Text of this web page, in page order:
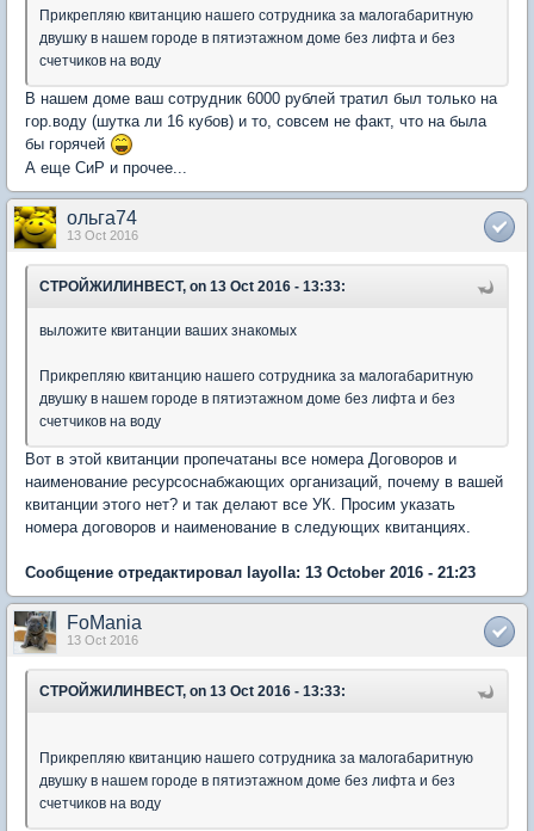
Прикрепляю квитанцию нашего сотрудника за малогабаритную
двушку в нашем городе в пятиэтажном доме без лифта и без
счетчиков на воду
В нашем доме ваш сотрудник 6000 рублей тратил был только на
гор.воду (шутка ли 16 кубов) и то, совсем не факт, что на была
бы горячей
А еще СиР и прочее...
ольга74
13 Oct 2016
СТРОЙЖИЛИНВЕСТ, on 13 Oct 2016 - 13:33:
выложите квитанции ваших знакомых
Прикрепляю квитанцию нашего сотрудника за малогабаритную
двушку в нашем городе в пятиэтажном доме без лифта и без
счетчиков на воду
Вот в этой квитанции пропечатаны все номера Договоров и
наименование ресурсоснабжающих организаций, почему в вашей
квитанции этого нет? и так делают все УК. Просим указать
номера договоров и наименование в следующих квитанциях.
Сообщение отредактировал layolla: 13 October 2016 - 21:23
FoMania
13 Oct 2016
СТРОЙЖИЛИНВЕСТ, on 13 Oct 2016 - 13:33:
Прикрепляю квитанцию нашего сотрудника за малогабаритную
двушку в нашем городе в пятиэтажном доме без лифта и без
счетчиков на воду